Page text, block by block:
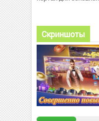
Скриншоты